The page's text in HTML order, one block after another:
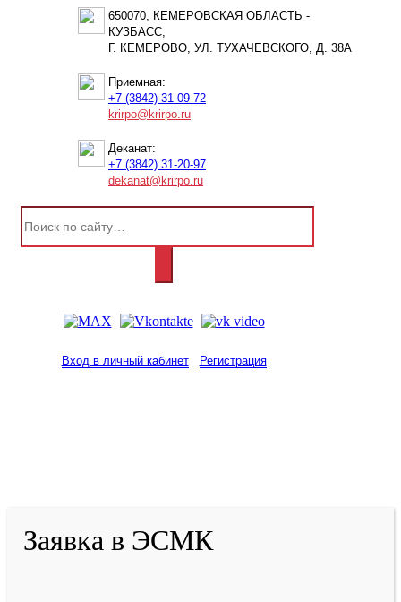
650070, КЕМЕРОВСКАЯ ОБЛАСТЬ -
КУЗБАСС,
Г. КЕМЕРОВО, УЛ. ТУХАЧЕВСКОГО, Д. 38А
Приемная:
+7 (3842) 31-09-72
krirpo@krirpo.ru
Деканат:
+7 (3842) 31-20-97
dekanat@krirpo.ru
Вход в личный кабинет Регистрация
Заявка в ЭСМК